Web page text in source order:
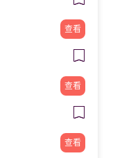
查看
查看
查看